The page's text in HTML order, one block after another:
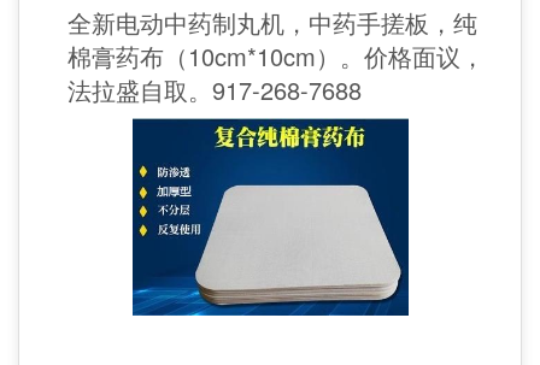
全新电动中药制丸机，中药手搓板，纯
棉膏药布（10cm*10cm）。价格面议，
法拉盛自取。917-268-7688